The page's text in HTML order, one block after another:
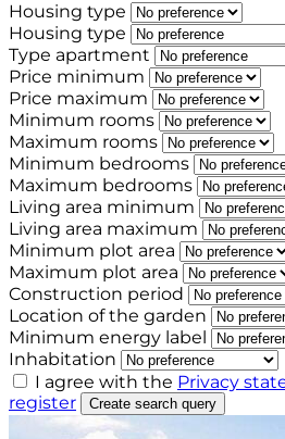
Housing type
Housing type
Type apartment
Price minimum
Price maximum
Minimum rooms
Maximum rooms
Minimum bedrooms
Maximum bedrooms
Living area minimum
Living area maximum
Minimum plot area
Maximum plot area
Construction period
Location of the garden
Minimum energy label
Inhabitation
I agree with the Privacy
register
Create search query